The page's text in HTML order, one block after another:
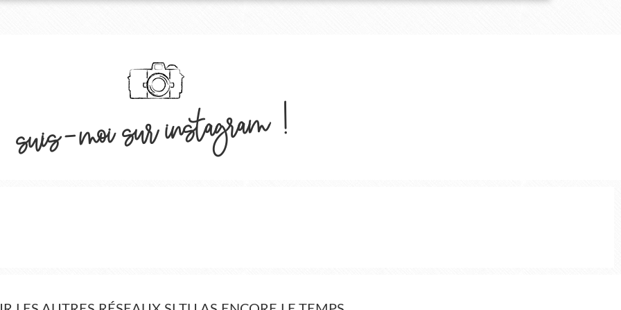
suis-moi sur instagram !